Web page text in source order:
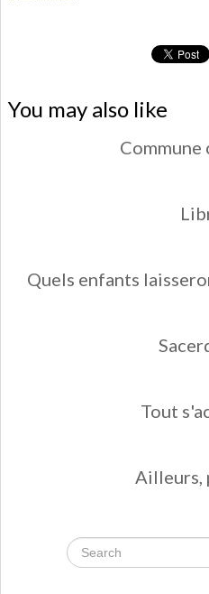
You may also like
Commune
Quels enfants
Tout
Ailleurs,